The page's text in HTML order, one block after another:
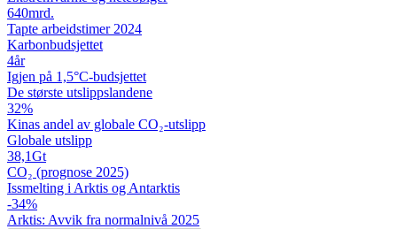
640mrd.
Tapte arbeidstimer 2024
Karbon­budsjettet
4år
Igjen på 1,5°C-budsjettet
De største utslipps­landene
32%
Kinas andel av globale CO₂-utslipp
Globale utslipp
38,1Gt
CO₂ (prognose 2025)
Issmelting i Arktis og Antarktis
-34%
Arktis: Avvik fra normalnivå 2025